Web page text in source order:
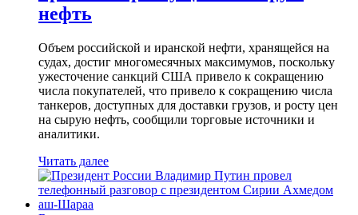
нефть
Объем российской и иранской нефти, хранящейся на
судах, достиг многомесячных максимумов, поскольку
ужесточение санкций США привело к сокращению
числа покупателей, что привело к сокращению числа
танкеров, доступных для доставки грузов, и росту цен
на сырую нефть, сообщили торговые источники и
аналитики.
Читать далее